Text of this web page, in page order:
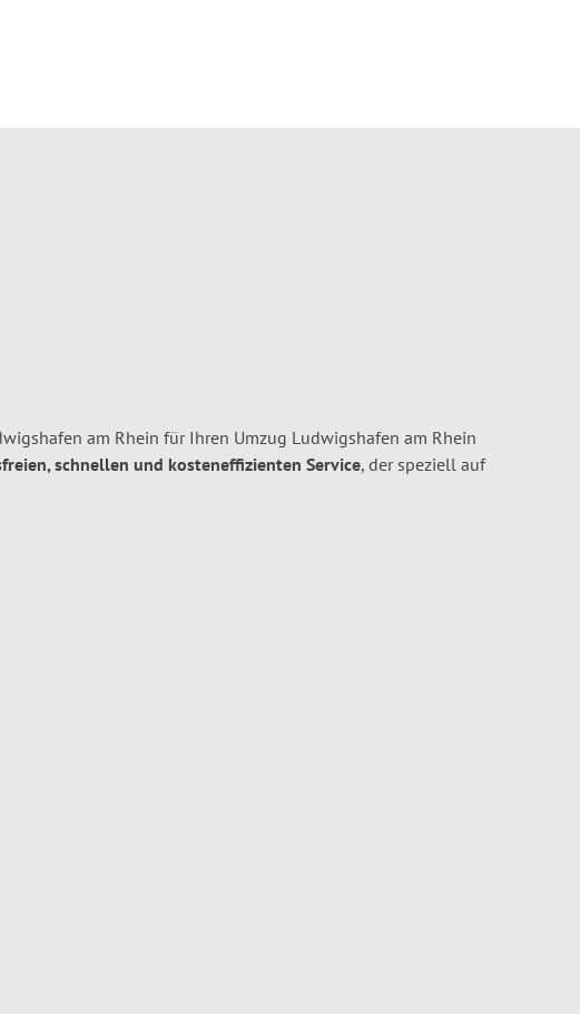
am Rhein für Ihren Umzug Ludwigshafen am Rhein
schnellen und kosteneffizienten Service, der speziell auf